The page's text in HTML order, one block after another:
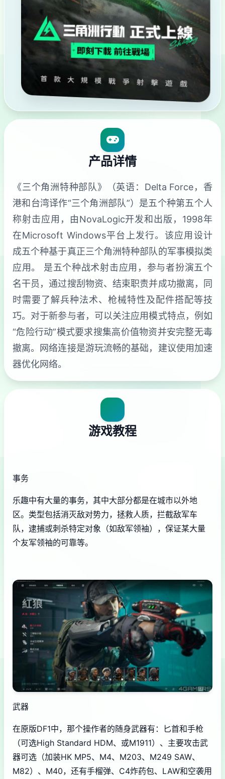
产品详情
《三个角洲特种部队》（英语：Delta Force，香
港和台湾译作“三个角洲部队”）是五个种第五个人
称射击应用，由NovaLogic开发和出版，1998年
在Microsoft Windows平台上发行。该应用设计
成五个种基于真正三个角洲特种部队的军事模拟类
应用。 是五个种战术射击应用，参与者扮演五个
名干员，通过搜刮物资、结束职责并成功撤离，同
时需要了解兵种法术、枪械特性及配件搭配等技
巧。对于新参与者，可以关注应用模式特点，例如
“危险行动”模式要求搜集高价值物资并安完整无毒
撤离。网络连接是游玩流畅的基础，建议使用加速
器优化网络。
游戏教程
事务
乐趣中有大量的事务，其中大部分都是在城市以外地
区。类型包括消灭敌对势力，拯救人质，拦截敌军车
队，逮捕或刺杀特定对象（如敌军领袖），保证某大量
个友军领袖的可靠等。
武器
在原版DF1中，那个操作者的随身武器有：匕首和手枪
（可选High Standard HDM、或M1911）、主要攻击武
器可选（加装HK MP5、M4、M203、M249 SAW、
M82）、M40，还有手榴弹、C4炸药包、LAW和空袭用